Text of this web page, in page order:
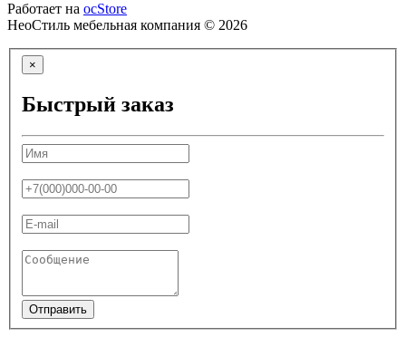
Работает на ocStore
НеоСтиль мебельная компания © 2026
×
Быстрый заказ
Отправить